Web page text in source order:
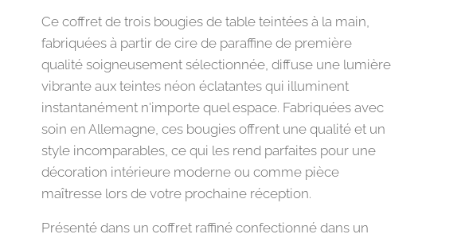
Ce coffret de trois bougies de table teintées à la main,
fabriquées à partir de cire de paraffine de première
qualité soigneusement sélectionnée, diffuse une lumière
vibrante aux teintes néon éclatantes qui illuminent
instantanément n'importe quel espace. Fabriquées avec
soin en Allemagne, ces bougies offrent une qualité et un
style incomparables, ce qui les rend parfaites pour une
décoration intérieure moderne ou comme pièce
maîtresse lors de votre prochaine réception.
Présenté dans un coffret raffiné confectionné dans un